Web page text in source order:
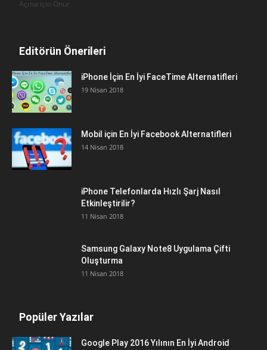
Açma için Onur
Editörün Önerileri
iPhone İçin En İyi FaceTime Alternatifleri
19 Nisan 2018
Mobil için En İyi Facebook Alternatifleri
14 Nisan 2018
iPhone Telefonlarda Hızlı Şarj Nasıl
Etkinleştirilir?
11 Nisan 2018
Samsung Galaxy Note8 Uygulama Çifti
Oluşturma
11 Nisan 2018
Popüler Yazılar
Google Play 2016 Yılının En İyi Android